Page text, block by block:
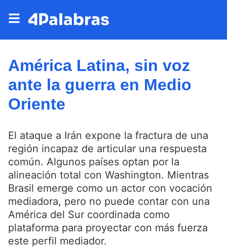
América Latina, sin voz
ante la guerra en Medio
Oriente
El ataque a Irán expone la fractura de una
región incapaz de articular una respuesta
común. Algunos países optan por la
alineación total con Washington. Mientras
Brasil emerge como un actor con vocación
mediadora, pero no puede contar con una
América del Sur coordinada como
plataforma para proyectar con más fuerza
este perfil mediador.